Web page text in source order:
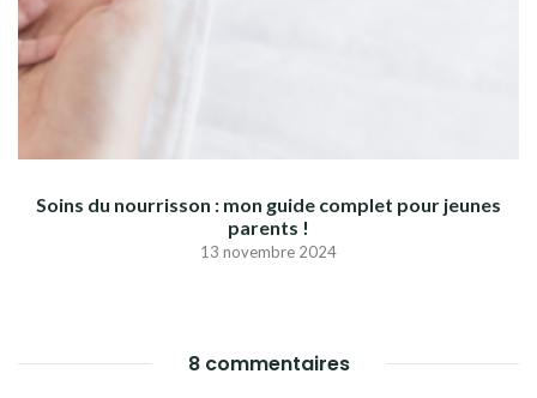
Soins du nourrisson : mon guide complet pour jeunes
parents !
13 novembre 2024
8 commentaires